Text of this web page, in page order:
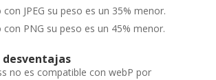
JPEG su peso es un 35% menor.
con PNG su peso es un 45% menor.
desventajas
no es compatible con webP por